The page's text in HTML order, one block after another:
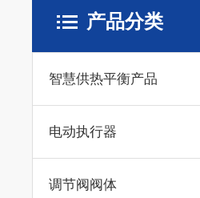
产品分类
智慧供热平衡产品
电动执行器
调节阀阀体